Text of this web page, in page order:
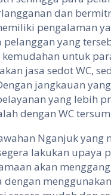
dan
pengalaman
yang
kemudahan untuk
jasa sedot WC,
jangkauan
yang lebih
dengan WC
Nganjuk
lakukan upaya
akan
dengan